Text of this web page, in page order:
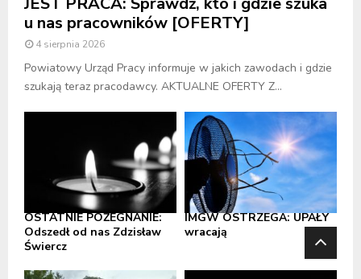
u nas pracowników [OFERTY]
4 sierpnia 2026
Powiatowy Urząd Pracy informuje w jakich zawodach i gdzie
szukają teraz pracodawcy. AKTUALNE OFERTY Z...
OSTATNIE POŻEGNANIE:
Odszedł od nas Zdzisław
Świercz
IMGW OSTRZEGA: UPAŁY
wracają